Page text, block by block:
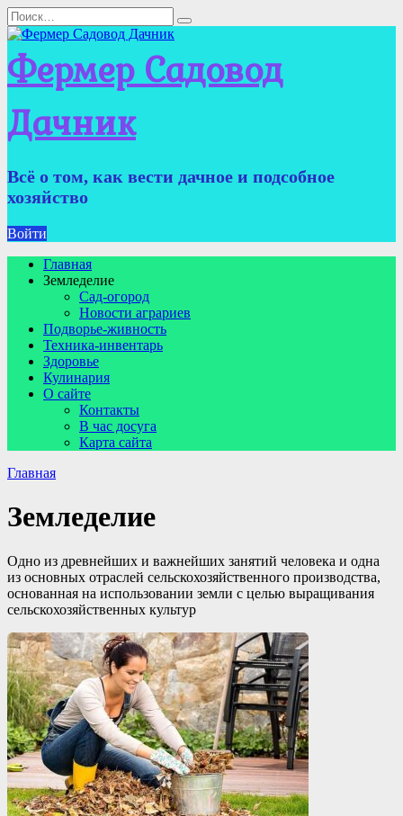
Перейти
к
содержанию
Search
for:
Фермер Садовод
Дачник
Всё о том, как вести дачное и подсобное
хозяйство
Войти
Главная
Земледелие
Сад-огород
Новости аграриев
Подворье-живность
Техника-инвентарь
Здоровье
Кулинария
О сайте
Контакты
В час досуга
Карта сайта
Главная
Земледелие
Одно из древнейших и важнейших занятий человека и одна
из основных отраслей сельскохозяйственного производства,
основанная на использовании земли с целью выращивания
сельскохозяйственных культур